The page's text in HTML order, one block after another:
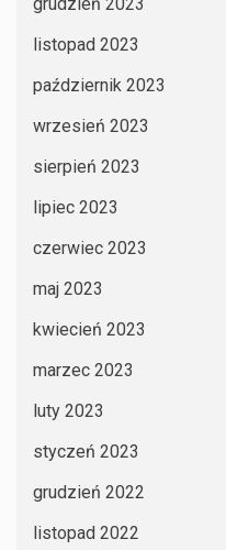
listopad 2023
październik 2023
wrzesień 2023
sierpień 2023
lipiec 2023
czerwiec 2023
maj 2023
kwiecień 2023
marzec 2023
luty 2023
styczeń 2023
grudzień 2022
listopad 2022